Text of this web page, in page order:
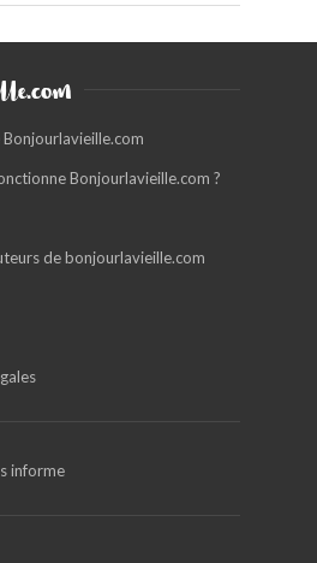
Bonjourlavieille.com ?
de bonjourlavieille.com
informe